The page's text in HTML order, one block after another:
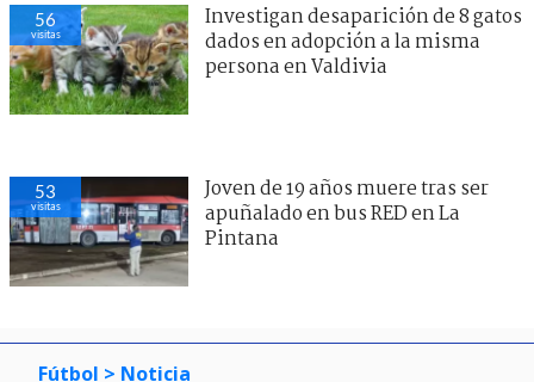
56
visitas
Investigan desaparición de 8 gatos
dados en adopción a la misma
persona en Valdivia
53
visitas
Joven de 19 años muere tras ser
apuñalado en bus RED en La
Pintana
Fútbol > Noticia